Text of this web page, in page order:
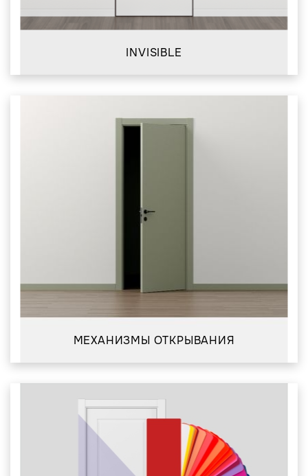
INVISIBLE
МЕХАНИЗМЫ ОТКРЫВАНИЯ